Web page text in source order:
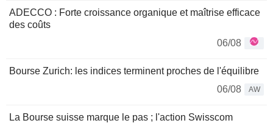
ADECCO : Forte croissance organique et maîtrise efficace
des coûts
06/08
Bourse Zurich: les indices terminent proches de l'équilibre
06/08
AW
La Bourse suisse marque le pas ; l'action Swisscom